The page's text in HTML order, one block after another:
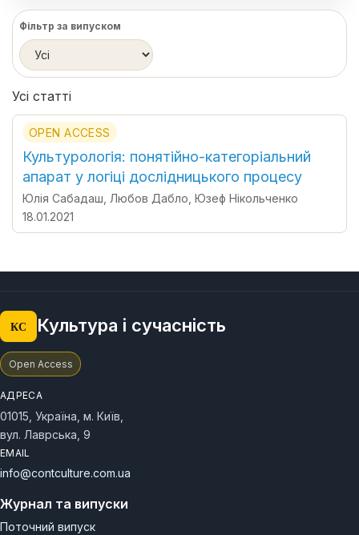
Фільтр за випуском
Усі статті
OPEN ACCESS
Культурологія: понятійно-категоріальний
апарат у логіці дослідницького процесу
Юлія Сабадаш Любов Дабло Юзеф Нікольченко
18.01.2021
КС Культура і сучасність
Open Access
АДРЕСА
01015, Україна, м. Київ,
вул. Лаврська, 9
EMAIL
info@contculture.com.ua
Журнал та випуски
Поточний випуск